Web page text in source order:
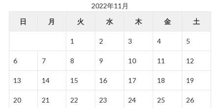
2022年11月
日
月 火 水 木 金 土
1 2 3 4 5
6 7 8 9 10 11 12
13 14 15 16 17 18 19
20 21 22 23 24 25 26